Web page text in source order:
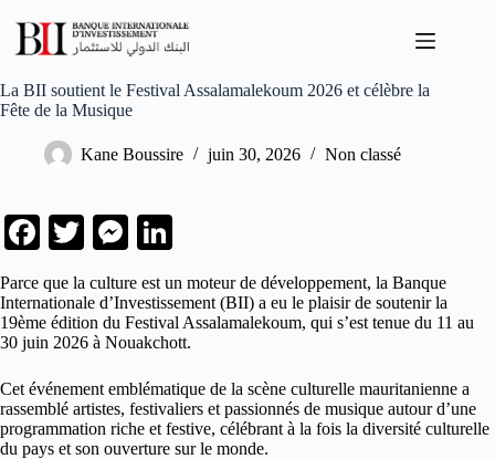
contenu
La BII soutient le Festival Assalamalekoum 2026 et célèbre la
Fête de la Musique
Kane Boussire juin 30, 2026 Non classé
Fa
bo
ok
T
wi
tte
r
M
se
ng
er
ed
In
Parce que la culture est un moteur de développement, la Banque
Internationale d’Investissement (BII) a eu le plaisir de soutenir la
19ème édition du Festival Assalamalekoum, qui s’est tenue du 11 au
30 juin 2026 à Nouakchott.
Cet événement emblématique de la scène culturelle mauritanienne a
rassemblé artistes, festivaliers et passionnés de musique autour d’une
programmation riche et festive, célébrant à la fois la diversité culturelle
du pays et son ouverture sur le monde.